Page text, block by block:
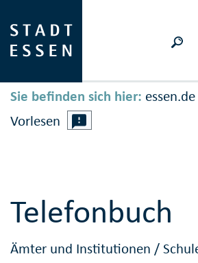
Sie befinden sich hier: essen.de
Vorlesen
Telefonbuch
Ämter und Institutionen /